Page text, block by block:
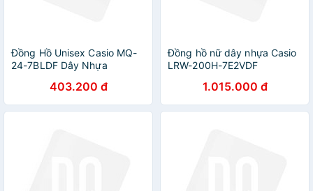
Đồng Hồ Unisex Casio MQ-
24-7BLDF Dây Nhựa
403.200 đ
Đồng hồ nữ dây nhựa Casio
LRW-200H-7E2VDF
1.015.000 đ